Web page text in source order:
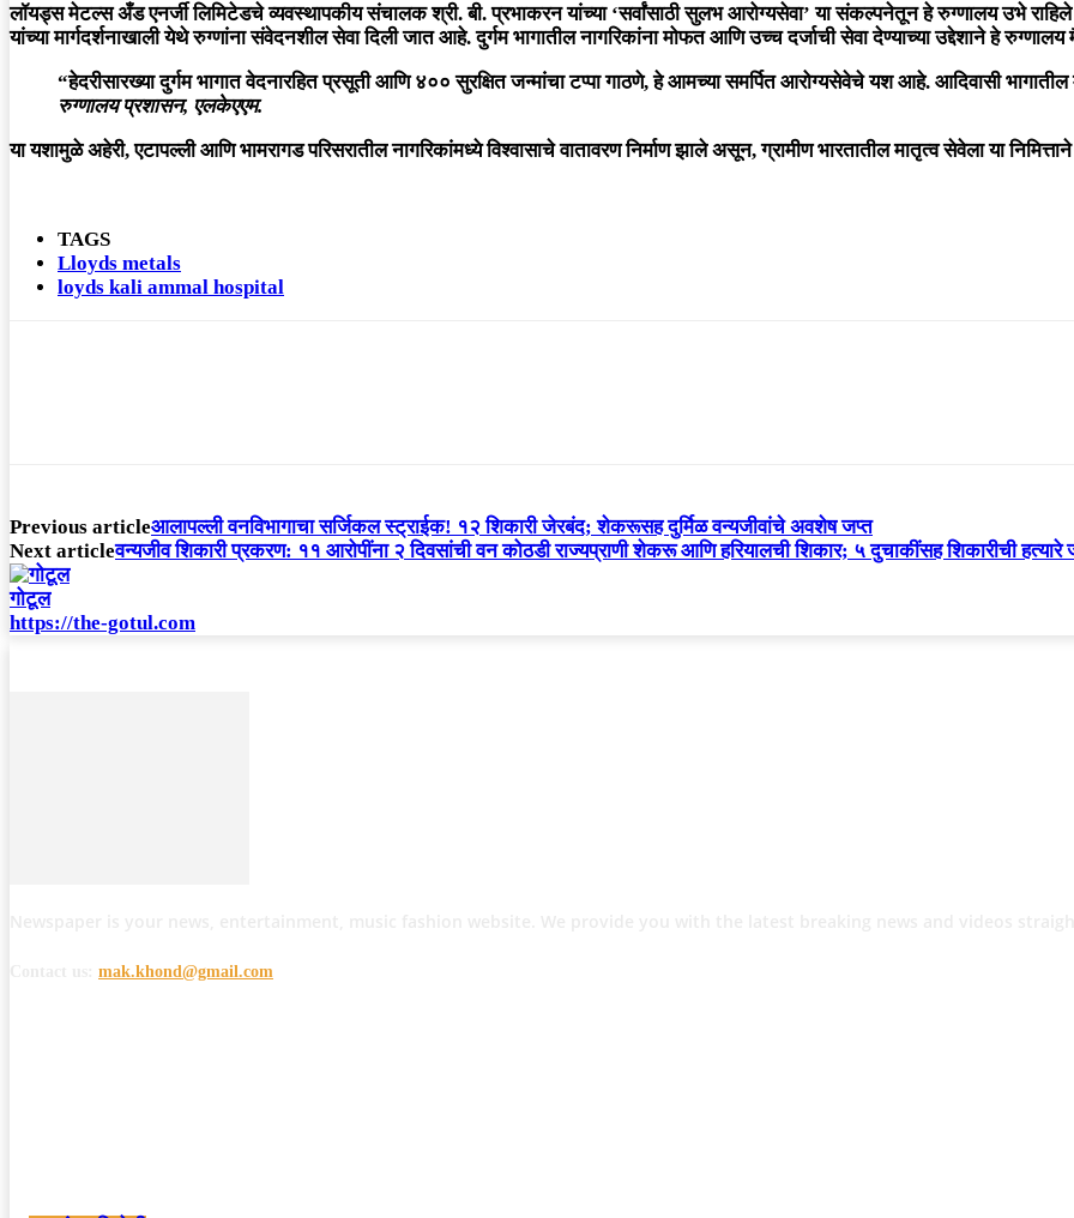
लॉयड्स मेटल्स अँड एनर्जी लिमिटेडचे व्यवस्थापकीय संचालकश्री. बी. प्रभाकरनयांच्या ‘सर्वांसाठी सुलभ आरोग्यसेवा’ या संकल्पनेतून हे रुग्णालय उभे
यांच्या मार्गदर्शनाखाली येथे रुग्णांना संवेदनशील सेवा दिली जात आहे. दुर्गम भागातील नागरिकांना मोफत आणि उच्च दर्जाची सेवा देण्याच्या उद्देशाने हे
“हेदरीसारख्या दुर्गम भागात वेदनारहित प्रसूती आणि ४०० सुरक्षित जन्मांचा टप्पा गाठणे, हे आमच्या समर्पित आरोग्यसेवेचे यश आहे. आदिवासी
रुग्णालय प्रशासन, एलकेएएम.
या यशामुळे अहेरी, एटापल्ली आणि भामरागड परिसरातील नागरिकांमध्ये विश्वासाचे वातावरण निर्माण झाले असून, ग्रामीण भारतातील मातृत्व सेवेला या
TAGS
Lloyds metals
loyds kali ammal hospital
Previous articleआलापल्ली वनविभागाचा सर्जिकल स्ट्राईक! १२ शिकारी जेरबंद; शेकरूसह दुर्मिळ वन्यजीवांचे अवशेष जप्त
Next articleवन्यजीव शिकारी प्रकरण: ११ आरोपींना २ दिवसांची वन कोठडी राज्यप्राणी शेकरू आणि हरियालची शिकार; ५ दुचाकींसह शिकारीची हत्यारे
गोटूल
https://the-gotul.com
mak.khond@gmail.com